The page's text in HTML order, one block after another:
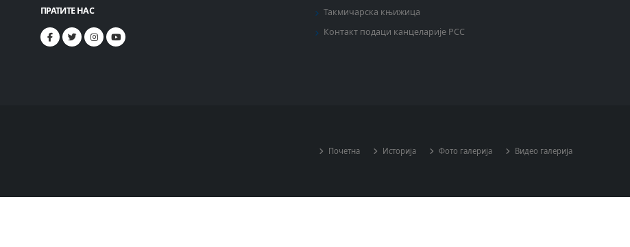
ПРАТИТЕ НАС
Такмичарска књижица
Контакт подаци канцеларије РСС
Почетна Историја Фото галерија Видео галерија